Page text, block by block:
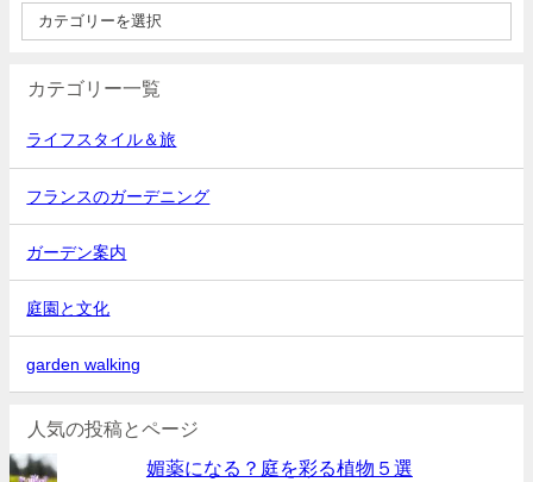
カテゴリー一覧
ライフスタイル＆旅
フランスのガーデニング
ガーデン案内
庭園と文化
garden walking
人気の投稿とページ
媚薬になる？庭を彩る植物５選